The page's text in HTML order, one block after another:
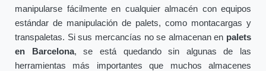
manipularse fácilmente en cualquier almacén con equipos
estándar de manipulación de palets, como montacargas y
transpaletas. Si sus mercancías no se almacenan en palets
en Barcelona, se está quedando sin algunas de las
herramientas más importantes que muchos almacenes